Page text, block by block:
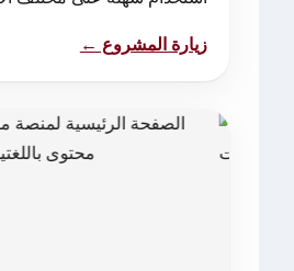
زيارة المشروع ←